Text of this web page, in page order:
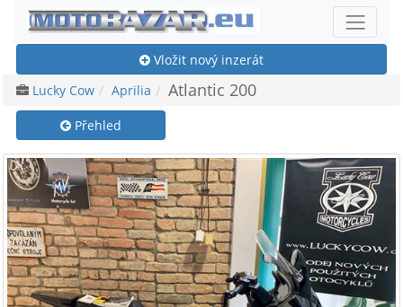
Vložit nový inzerát
Lucky Cow
Aprilia Atlantic 200
Přehled